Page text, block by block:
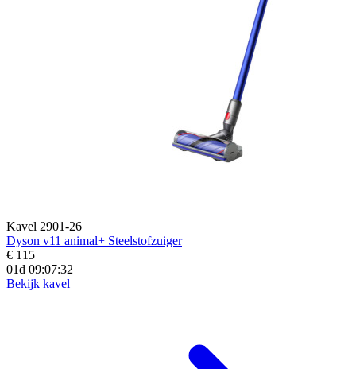
Kavel 2901-26
Dyson v11 animal+ Steelstofzuiger
€ 115
01d 09:07:30
Bekijk kavel